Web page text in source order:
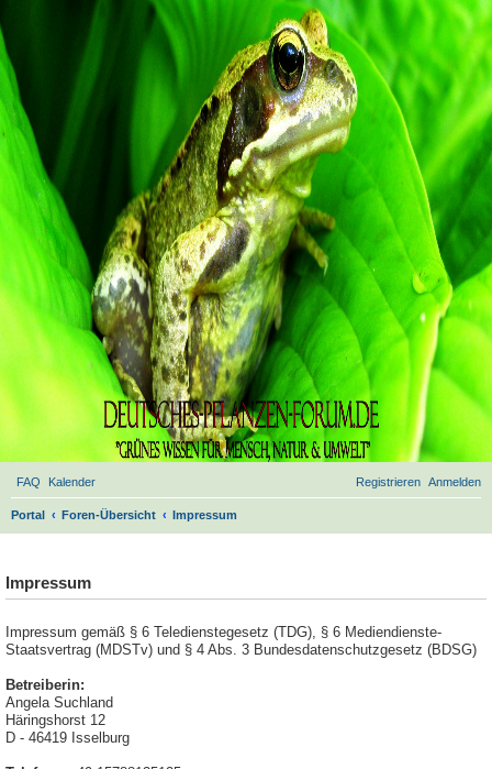
FAQ Kalender Anmelden
Registrieren
Portal Foren-Übersicht Impressum
Impressum
Impressum gemäß § 6 Teledienstegesetz (TDG), § 6 Mediendienste-
Staatsvertrag (MDSTv) und § 4 Abs. 3 Bundesdatenschutzgesetz (BDSG)
Betreiberin:
Angela Suchland
Häringshorst 12
D - 46419 Isselburg